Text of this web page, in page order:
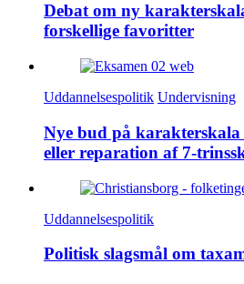
Debat om ny
forskellige favoritter
Uddannelsespolitik Undervisning
Nye bud på
eller reparation af 7-
Uddannelsespolitik
Politisk slagsmål om